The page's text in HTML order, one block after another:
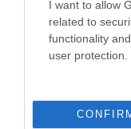
I want to allow
related to
functionality
user protection.